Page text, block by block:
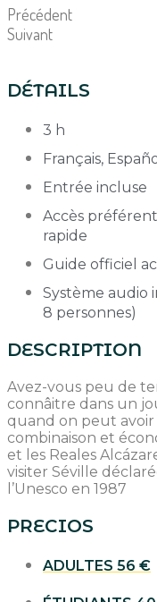
Précédent
Suivant
DÉTAILS
3 h
Français,
Entrée incluse
Accès
rapide
Guide officiel
Système audio
8 personnes)
DESCRIPTION
Avez-vous peu de
connâitre dans un
quand on peut
combinaison et
et les Reales
visiter Séville
l’Unesco en 1987
PRECIOS
ADULTES 56 €